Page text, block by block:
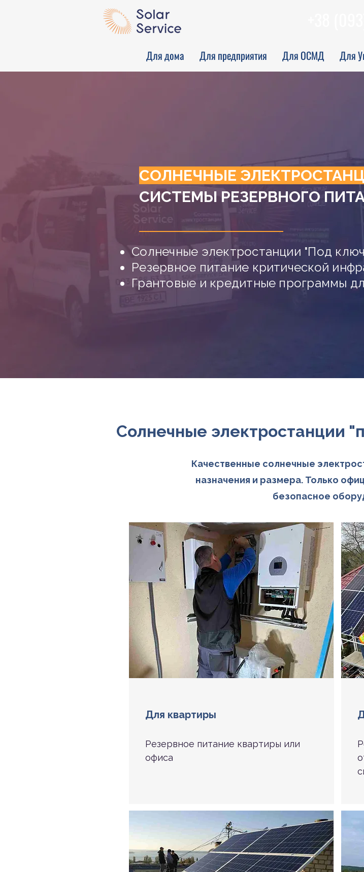
Для дома Для предприятия Для ОСМД Для
СОЛНЕЧНЫЕ
СИСТЕМЫ РЕЗЕРВНОГО
Солнечные электростанции "Под
Резервное питание критической
Грантовые и кредитные программы
Солнечные электростанции
Качественные солнечные
назначения и размера. Только
безопасное
Для квартиры
Резервное питание квартиры или
офиса